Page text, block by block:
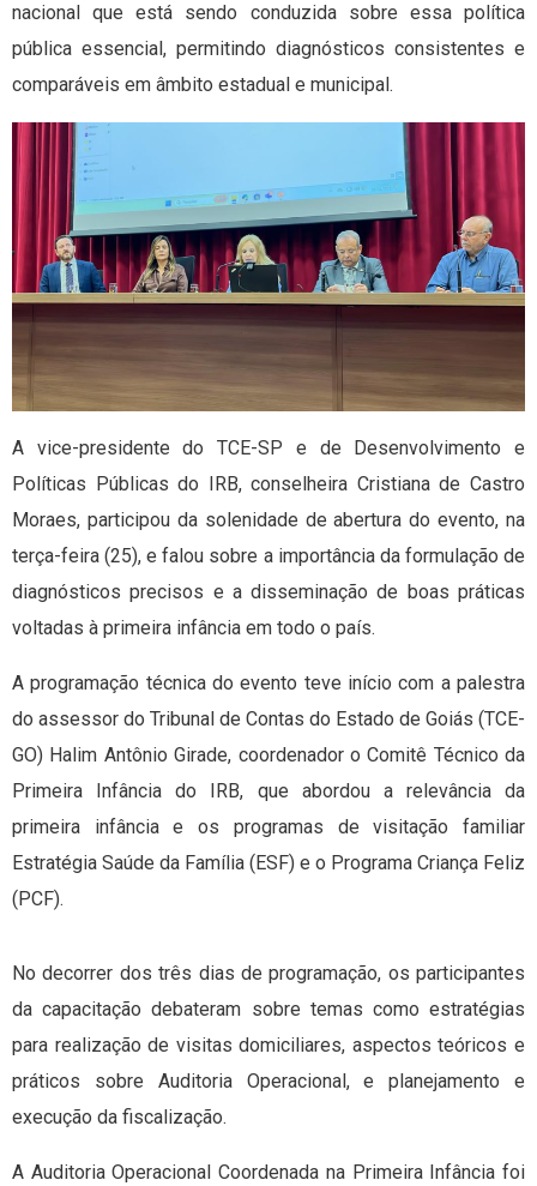
nacional que está sendo conduzida sobre essa política
pública essencial, permitindo diagnósticos consistentes e
comparáveis em âmbito estadual e municipal.
A vice-presidente do TCE-SP e de Desenvolvimento e
Políticas Públicas do IRB, conselheira Cristiana de Castro
Moraes, participou da solenidade de abertura do evento, na
terça-feira (25), e falou sobre a importância da formulação de
diagnósticos precisos e a disseminação de boas práticas
voltadas à primeira infância em todo o país.
A programação técnica do evento teve início com a palestra
do assessor do Tribunal de Contas do Estado de Goiás (TCE-
GO) Halim Antônio Girade, coordenador o Comitê Técnico da
Primeira Infância do IRB, que abordou a relevância da
primeira infância e os programas de visitação familiar
Estratégia Saúde da Família (ESF) e o Programa Criança Feliz
(PCF).
No decorrer dos três dias de programação, os participantes
da capacitação debateram sobre temas como estratégias
para realização de visitas domiciliares, aspectos teóricos e
práticos sobre Auditoria Operacional, e planejamento e
execução da fiscalização.
A Auditoria Operacional Coordenada na Primeira Infância foi